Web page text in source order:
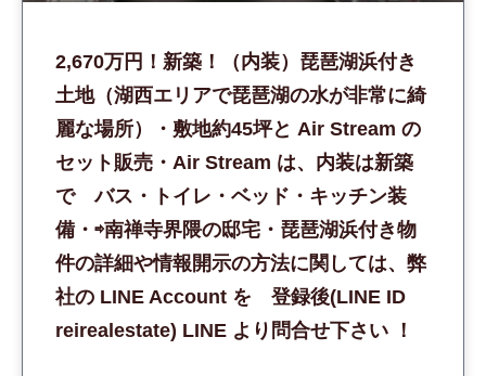
2,670万円！新築！（内装）琵琶湖浜付き
土地（湖西エリアで琵琶湖の水が非常に綺
麗な場所）・敷地約45坪と Air Stream の
セット販売・Air Stream は、内装は新築
で バス・トイレ・ベッド・キッチン装
備・⇨南禅寺界隈の邸宅・琵琶湖浜付き物
件の詳細や情報開示の方法に関しては、弊
社の LINE Account を 登録後(LINE ID
reirealestate) LINE より問合せ下さい ！